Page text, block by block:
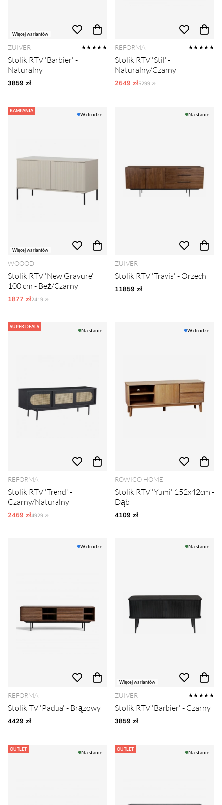
Więcej wariantów
ZUIVER ★★★★★
Stolik RTV 'Barbier' -
Naturalny
3859 zł
REFORMA ★★★★★
Stolik RTV 'Stil' -
Naturalny/Czarny
2649 złOrdynarne ceny:
5299 zł
KAMPANIA
Więcej wariantów
W drodze
WOOOD
Stolik RTV 'New Gravure'
100 cm - Beż/Czarny
1877 złOrdynarne ceny:
2419 zł
Na stanie
ZUIVER
Stolik RTV 'Travis' - Orzech
11859 zł
SUPER DEALS
Na stanie
REFORMA
Stolik RTV 'Trend' -
Czarny/Naturalny
2469 złOrdynarne ceny:
4929 zł
W drodze
ROWICO HOME
Stolik RTV 'Yumi' 152x42cm -
Dąb
4109 zł
W drodze
REFORMA
Stolik TV 'Padua' - Brązowy
4429 zł
Więcej wariantów
Na stanie
ZUIVER ★★★★★
Stolik RTV 'Barbier' - Czarny
3859 zł
OUTLET
Na stanie
OUTLET
Na stanie